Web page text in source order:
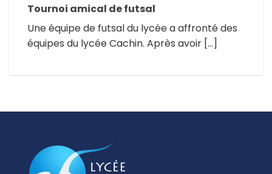
Tournoi amical de futsal
Une équipe de futsal du lycée a affronté des
équipes du lycée Cachin. Après avoir […]